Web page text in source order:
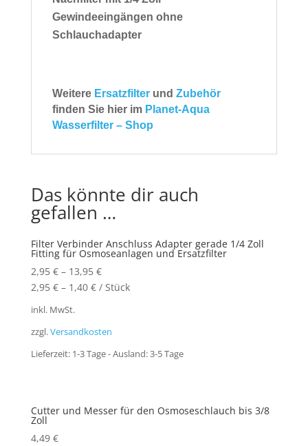
Gewindeeingängen ohne
Schlauchadapter
Weitere Ersatzfilterund Zubehör
finden Sie hier im Planet-Aqua
Wasserfilter – Shop
Das könnte dir auch
gefallen …
Filter Verbinder Anschluss Adapter gerade 1/4 Zoll
Fitting für Osmoseanlagen und Ersatzfilter
2,95 €– 13,95 €
2,95 €– 1,40 €/ Stück
inkl. MwSt.
zzgl.Versandkosten
Lieferzeit: 1-3 Tage - Ausland: 3-5 Tage
Cutter und Messer für den Osmoseschlauch bis 3/8
Zoll
4,49 €